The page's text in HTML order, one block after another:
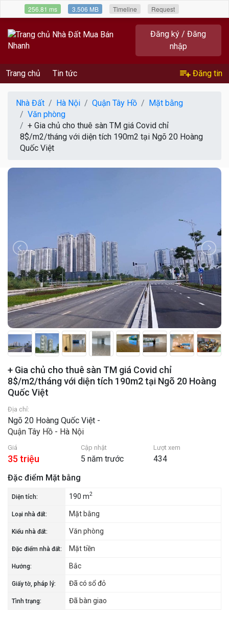
Đăng ký / Đăng
nhập
Trang chủ Tin tức Đăng tin
Nhà Đất Hà Nội Quận Tây Hồ
Mặt bằng
Văn phòng
+ Gia chủ cho thuê sàn TM giá Covid chỉ
8$/m2/tháng với diện tích 190m2 tại Ngõ 20 Hoàng
Quốc Việt
+ Gia chủ cho thuê sàn TM giá Covid chỉ
8$/m2/tháng với diện tích 190m2 tại Ngõ 20 Hoàng
Quốc Việt
Địa chỉ:
Ngõ 20 Hoàng Quốc Việt -
Quận Tây Hồ - Hà Nội
Giá
35 triệu
Cập nhật
5 năm trước
Lượt xem
434
Đặc điểm Mặt bằng
Diện tích: 190 m2
Loại nhà đất: Mặt bằng
Kiểu nhà đất: Văn phòng
Đặc điểm nhà đất: Mặt tiền
Hướng: Bắc
Giấy tờ, pháp lý: Đã có sổ đỏ
Tình trạng: Đã bàn giao
256.81 ms 3.506 MB Timeline Request